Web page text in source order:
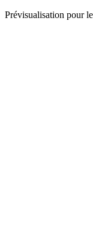
Prévisualisation pour